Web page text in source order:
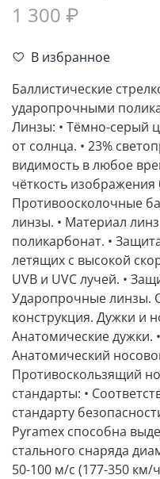
1 300 ₽
В избранное
Баллистические
ударопрочными
Линзы: • Тёмно-серый
от солнца. • 23%
видимость в любое
чёткость изображения
Противоосколочные
линзы. • Материал
поликарбонат. •
летящих с высокой
UVB и UVC лучей. •
Ударопрочные линзы.
конструкция. Дужки и
Анатомические дужки.
Анатомический
Противоскользящий
стандарты: •
стандарту
Pyramex способна
стального снаряда
50-100 м/с (177-350 км/